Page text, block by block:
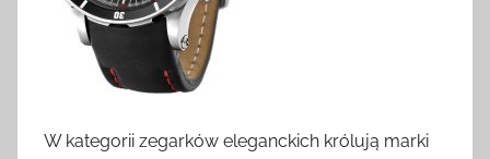
W kategorii zegarków eleganckich królują marki